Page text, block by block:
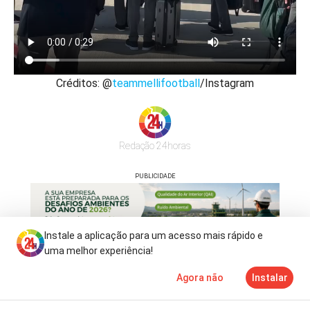
Créditos: @teammellifootball/Instagram
Redação 24horas
PUBLICIDADE
Mais
Instale a aplicação para um acesso mais rápido e
uma melhor experiência!
Agora não Instalar